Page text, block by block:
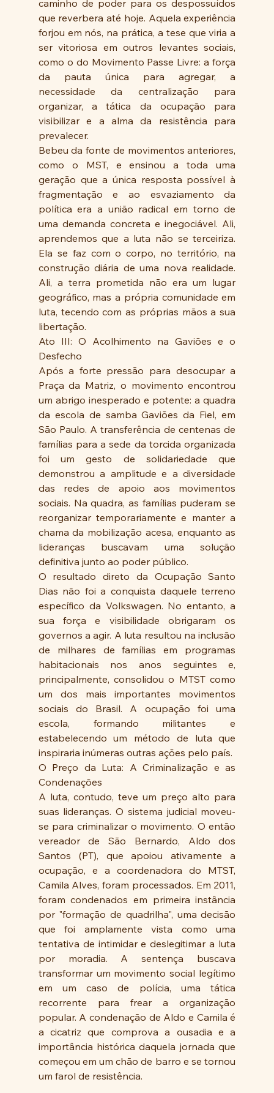
caminho de poder para os despossuídos
que reverbera até hoje. Aquela experiência
forjou em nós, na prática, a tese que viria a
ser vitoriosa em outros levantes sociais,
como o do Movimento Passe Livre: a força
da pauta única para agregar, a
necessidade da centralização para
organizar, a tática da ocupação para
visibilizar e a alma da resistência para
prevalecer.
Bebeu da fonte de movimentos anteriores,
como o MST, e ensinou a toda uma
geração que a única resposta possível à
fragmentação e ao esvaziamento da
política era a união radical em torno de
uma demanda concreta e inegociável. Ali,
aprendemos que a luta não se terceiriza.
Ela se faz com o corpo, no território, na
construção diária de uma nova realidade.
Ali, a terra prometida não era um lugar
geográfico, mas a própria comunidade em
luta, tecendo com as próprias mãos a sua
libertação.
Ato III: O Acolhimento na Gaviões e o
Desfecho
Após a forte pressão para desocupar a
Praça da Matriz, o movimento encontrou
um abrigo inesperado e potente: a quadra
da escola de samba Gaviões da Fiel, em
São Paulo. A transferência de centenas de
famílias para a sede da torcida organizada
foi um gesto de solidariedade que
demonstrou a amplitude e a diversidade
das redes de apoio aos movimentos
sociais. Na quadra, as famílias puderam se
reorganizar temporariamente e manter a
chama da mobilização acesa, enquanto as
lideranças buscavam uma solução
definitiva junto ao poder público.
O resultado direto da Ocupação Santo
Dias não foi a conquista daquele terreno
específico da Volkswagen. No entanto, a
sua força e visibilidade obrigaram os
governos a agir. A luta resultou na inclusão
de milhares de famílias em programas
habitacionais nos anos seguintes e,
principalmente, consolidou o MTST como
um dos mais importantes movimentos
sociais do Brasil. A ocupação foi uma
escola, formando militantes e
estabelecendo um método de luta que
inspiraria inúmeras outras ações pelo país.
O Preço da Luta: A Criminalização e as
Condenações
A luta, contudo, teve um preço alto para
suas lideranças. O sistema judicial moveu-
se para criminalizar o movimento. O então
vereador de São Bernardo, Aldo dos
Santos (PT), que apoiou ativamente a
ocupação, e a coordenadora do MTST,
Camila Alves, foram processados. Em 2011,
foram condenados em primeira instância
por "formação de quadrilha", uma decisão
que foi amplamente vista como uma
tentativa de intimidar e deslegitimar a luta
por moradia. A sentença buscava
transformar um movimento social legítimo
em um caso de polícia, uma tática
recorrente para frear a organização
popular. A condenação de Aldo e Camila é
a cicatriz que comprova a ousadia e a
importância histórica daquela jornada que
começou em um chão de barro e se tornou
um farol de resistência.